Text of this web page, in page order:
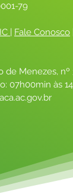
79
| Fale Conosco
de Menezes,
07h00min às